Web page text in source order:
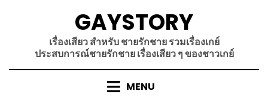
GAYSTORY
เรื่องเสียว สำหรับ ชายรักชาย รวมเรื่องเกย์
ประสบการณ์ชายรักชาย เรื่องเสียว ๆ ของชาวเกย์
MENU